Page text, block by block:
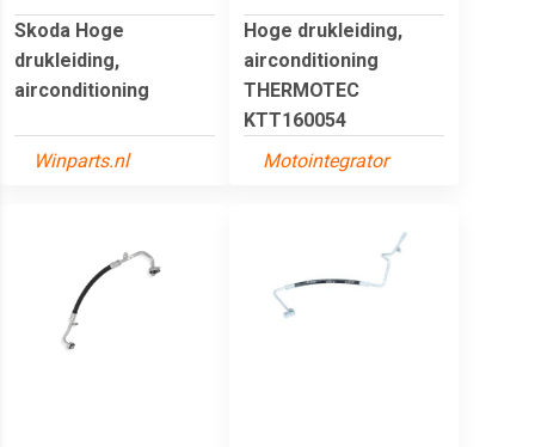
Skoda Hoge
drukleiding,
airconditioning
Winparts.nl
Hoge drukleiding,
airconditioning
THERMOTEC
KTT160054
Motointegrator